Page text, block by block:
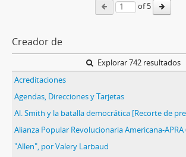
of 5
Creador de
Explorar 742 resultados
Acreditaciones
Agendas, Direcciones y Tarjetas
Al. Smith y la batalla democrática [Recorte de
Alianza Popular Revolucionaria Americana-APRA
"Allen", por Valery Larbaud